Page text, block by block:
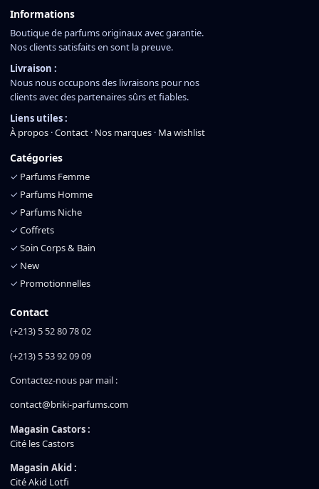
Informations
Boutique de parfums originaux avec garantie.
Nos clients satisfaits en sont la preuve.
Livraison :
Nous nous occupons des livraisons pour nos
clients avec des partenaires sûrs et fiables.
Liens utiles :
À propos ·Contact · Nos marques · Ma wishlist
Catégories
✓ Parfums Femme
✓ Parfums Homme
✓ Parfums Niche
✓ Coffrets
✓ Soin Corps & Bain
✓ New
✓ Promotionnelles
Contact
(+213) 5 52 80 78 02
(+213) 5 53 92 09 09
Contactez-nous par mail :
contact@briki-parfums.com
Magasin Castors :
Cité les Castors
Magasin Akid :
Cité Akid Lotfi